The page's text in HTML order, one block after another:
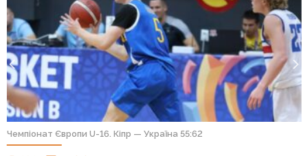
Стали відомі склад, дата і місце проведення
Міжконтинентального Кубку ФІБА